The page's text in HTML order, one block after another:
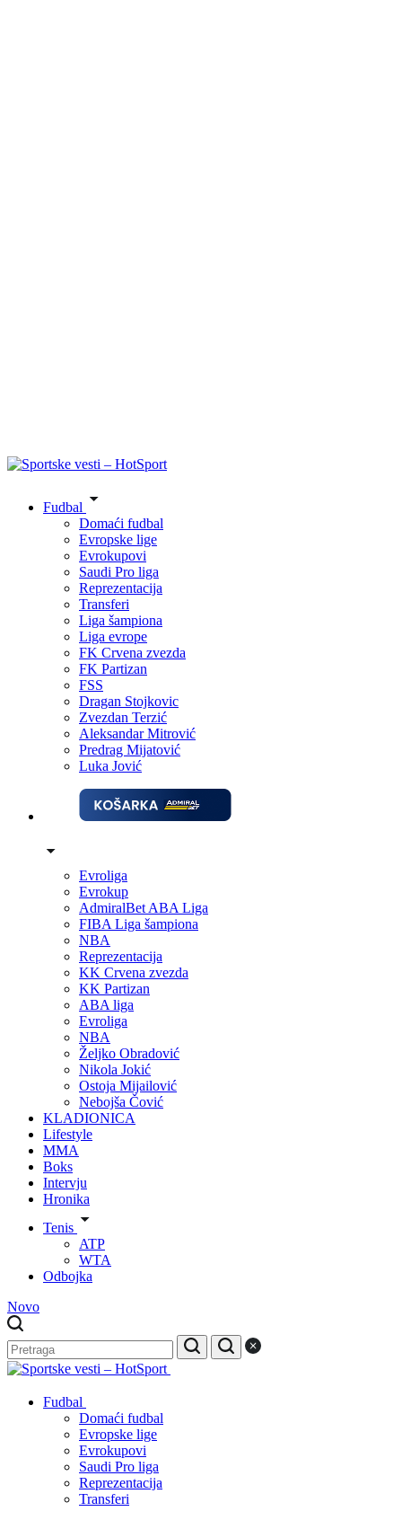
Fudbal
Domaći fudbal
Evropske lige
Evrokupovi
Saudi Pro liga
Reprezentacija
Transferi
Liga šampiona
Liga evrope
FK Crvena zvezda
FK Partizan
FSS
Dragan Stojkovic
Zvezdan Terzić
Aleksandar Mitrović
Predrag Mijatović
Luka Jović
Evroliga
Evrokup
AdmiralBet ABA Liga
FIBA Liga šampiona
NBA
Reprezentacija
KK Crvena zvezda
KK Partizan
ABA liga
Evroliga
NBA
Željko Obradović
Nikola Jokić
Ostoja Mijailović
Nebojša Čović
KLADIONICA
Lifestyle
MMA
Boks
Intervju
Hronika
Tenis
ATP
WTA
Odbojka
Novo
Fudbal
Domaći fudbal
Evropske lige
Evrokupovi
Saudi Pro liga
Reprezentacija
Transferi